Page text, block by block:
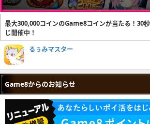
最大300,000コインのGame8コインが当たる！30
じ開催中！
るぅみマスター
Game8からのお知らせ